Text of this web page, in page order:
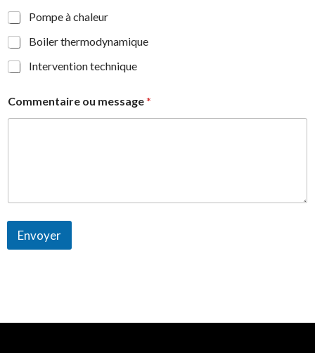
Pompe à chaleur
Boiler thermodynamique
Intervention technique
Commentaire ou message*
Envoyer